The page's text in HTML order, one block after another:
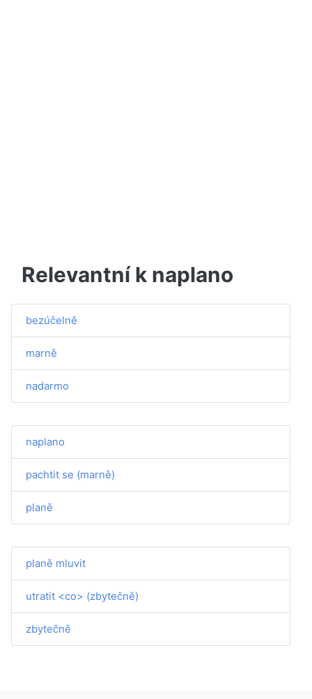
Relevantní k naplano
bezúčelně
marně
nadarmo
naplano
pachtit se (marně)
planě
planě mluvit
utratit <co> (zbytečně)
zbytečně